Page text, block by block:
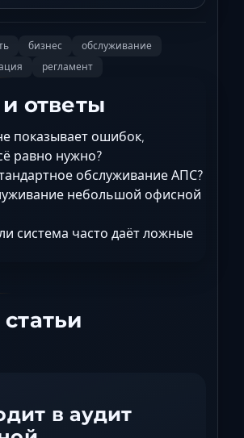
бизнес
обслуживание
регламент
ответы
показывает ошибок,
равно нужно?
обслуживание АПС?
небольшой офисной
система часто даёт ложные
в аудит